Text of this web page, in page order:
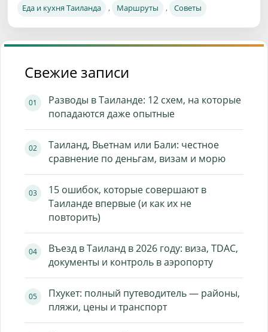
Еда и кухня Таиланда , Маршруты , Советы
Свежие записи
Разводы в Таиланде: 12 схем, на которые
попадаются даже опытные
Таиланд, Вьетнам или Бали: честное
сравнение по деньгам, визам и морю
15 ошибок, которые совершают в
Таиланде впервые (и как их не
повторить)
Въезд в Таиланд в 2026 году: виза, TDAC,
документы и контроль в аэропорту
Пхукет: полный путеводитель — районы,
пляжи, цены и транспорт